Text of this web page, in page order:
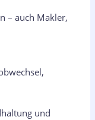
– auch Makler,
und